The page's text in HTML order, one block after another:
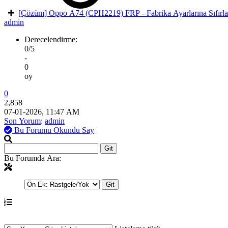
[Çözüm] Oppo A74 (CPH2219) FRP - Fabrika Ayarlarına
admin
Derecelendirme:
0/5
-
0
oy
0
2,858
07-01-2026, 11:47 AM
Son Yorum: admin
Bu Forumu Okundu Say
Bu Forumda Ara: